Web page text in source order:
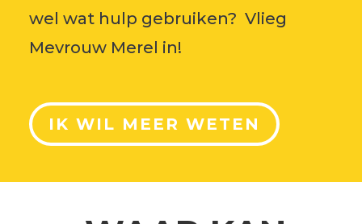
wel wat hulp gebruiken? Vlieg
Mevrouw Merel in!
IK WIL MEER WETEN